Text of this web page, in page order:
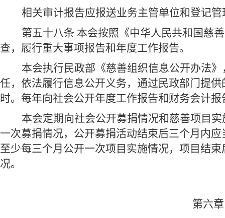
相关审计报告应报送业务主管单位和登记管
第五十八条 本会按照《中华人民共和国慈
查，履行重大事项报告和年度工作报告。
本会执行民政部《慈善组织信息公开办法
任，依法履行信息公开义务，通过民政部门提
时。每年向社会公开年度工作报告和财务会计
本会定期向社会公开募捐情况和慈善项目
一次募捐情况，公开募捐活动结束后三个月内
至少每三个月公开一次项目实施情况，项目结
况。
第六